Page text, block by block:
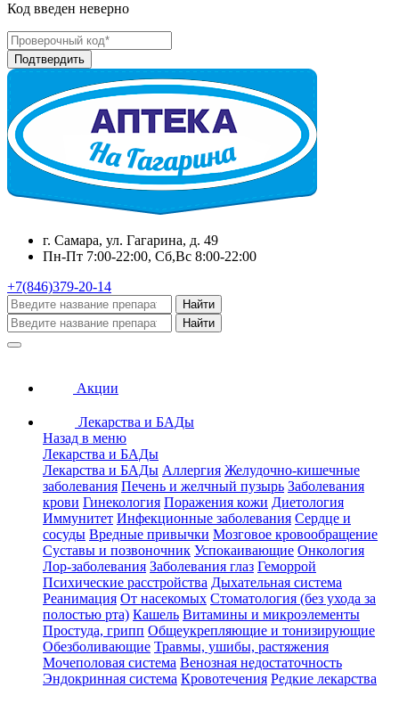
Код введен неверно
г. Самара, ул. Гагарина, д. 49
Пн-Пт 7:00-22:00, Сб,Вс 8:00-22:00
+7(846)379-20-14
Найти
Найти
Акции
Лекарства и БАДы
Назад в меню
Лекарства и БАДы
Лекарства и БАДы Аллергия Желудочно-кишечные
заболевания Печень и желчный пузырь Заболевания
крови Гинекология Поражения кожи Диетология
Иммунитет Инфекционные заболевания Сердце и
сосуды Вредные привычки Мозговое кровообращение
Суставы и позвоночник Успокаивающие Онкология
Лор-заболевания Заболевания глаз Геморрой
Психические расстройства Дыхательная система
Реанимация От насекомых Стоматология (без ухода за
полостью рта) Кашель Витамины и микроэлементы
Простуда, грипп Общеукрепляющие и тонизирующие
Обезболивающие Травмы, ушибы, растяжения
Мочеполовая система Венозная недостаточность
Эндокринная система Кровотечения Редкие лекарства